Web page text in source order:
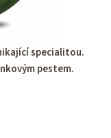
specialitou.
pestem.